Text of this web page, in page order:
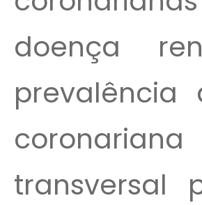
doença
transversal